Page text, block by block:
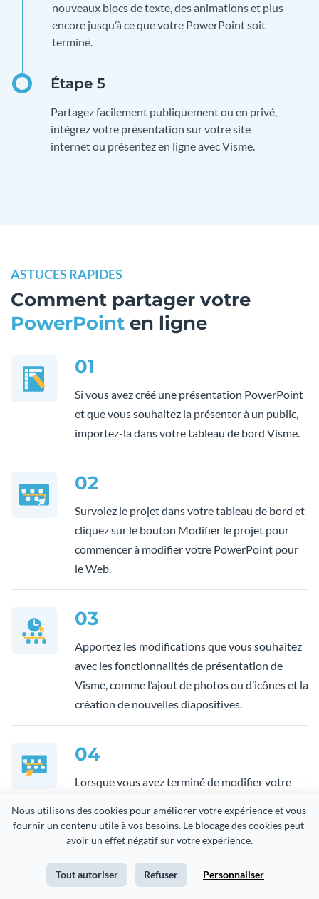
Nous utilisons des cookies pour améliorer votre expérience et vous
fournir un contenu utile à vos besoins. Le blocage des cookies peut
avoir un effet négatif sur votre expérience.
Tout autoriser Refuser Personnaliser
nouveaux blocs de texte, des animations et plus
encore jusqu’à ce que votre PowerPoint soit
terminé.
Partagez facilement publiquement ou en privé,
intégrez votre présentation sur votre site
internet ou présentez en ligne avec Visme.
ASTUCES RAPIDES
Comment partager votre
PowerPoint en ligne
01
Si vous avez créé une présentation PowerPoint
et que vous souhaitez la présenter à un public,
importez-la dans votre tableau de bord Visme.
02
Survolez le projet dans votre tableau de bord et
cliquez sur le bouton Modifier le projet pour
commencer à modifier votre PowerPoint pour
le Web.
03
Apportez les modifications que vous souhaitez
avec les fonctionnalités de présentation de
Visme, comme l’ajout de photos ou d’icônes et la
création de nouvelles diapositives.
04
Lorsque vous avez terminé de modifier votre
partager avec votre public.
05